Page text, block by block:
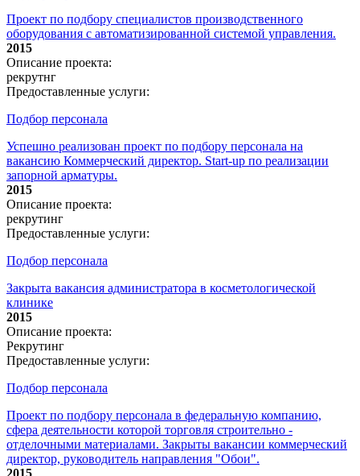
Проект по подбору специалистов производственного
оборудования с автоматизированной системой управления.
2015
Описание проекта:
рекрутнг
Предоставленные услуги:
Подбор персонала
Успешно реализован проект по подбору персонала на
вакансию Коммерческий директор. Start-up по реализации
запорной арматуры.
2015
Описание проекта:
рекрутинг
Предоставленные услуги:
Подбор персонала
Закрыта вакансия администратора в косметологической
клинике
2015
Описание проекта:
Рекрутинг
Предоставленные услуги:
Подбор персонала
Проект по подбору персонала в федеральную компанию,
сфера деятельности которой торговля строительно -
отделочными материалами. Закрыты вакансии коммерческий
директор, руководитель направления "Обои".